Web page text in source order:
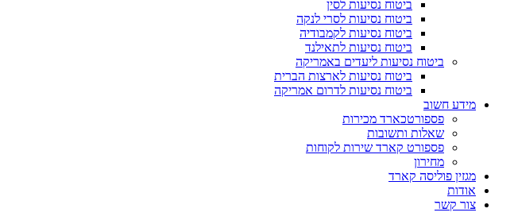
ביטוח נסיעות לסין
ביטוח נסיעות לסרי לנקה
ביטוח נסיעות לקמבודיה
ביטוח נסיעות לתאילנד
ביטוח נסיעות ליעדים באמריקה
ביטוח נסיעות לארצות הברית
ביטוח נסיעות לדרום אמריקה
מידע חשוב
פספורטכארד מכירות
שאלות ותשובות
פספורט קארד שירות לקוחות
מחירון
מגזין פוליסה קארד
אודות
צור קשר